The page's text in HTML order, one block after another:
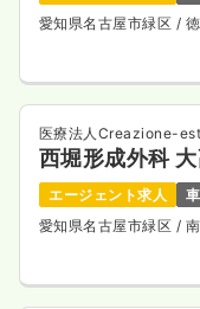
愛知県名古屋市緑区 /
医療法人Creazione-
西堀形成外科
エージェント求人
愛知県名古屋市緑区 /